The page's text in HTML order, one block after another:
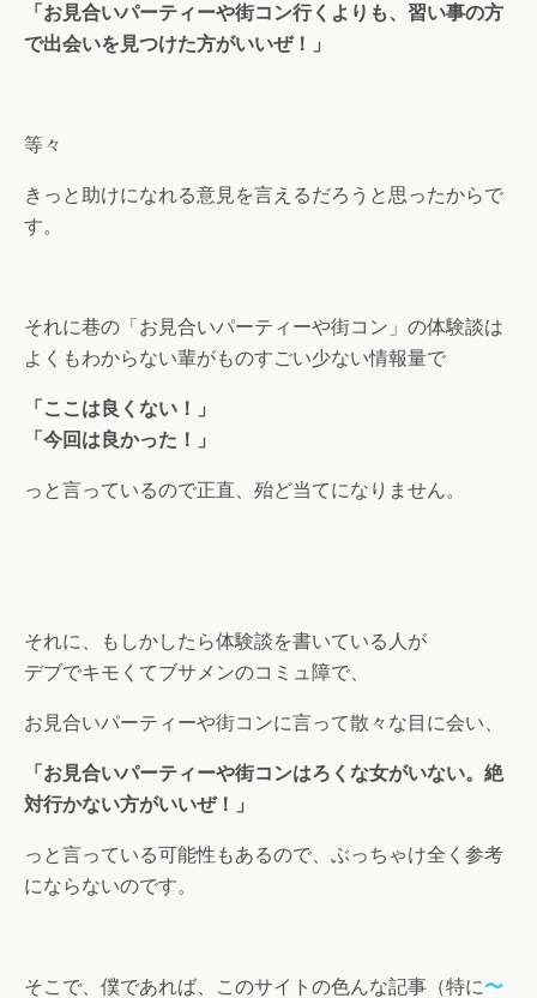
「お見合いパーティーや街コン行くよりも、習い事の方
で出会いを見つけた方がいいぜ！」
等々
きっと助けになれる意見を言えるだろうと思ったからで
す。
それに巷の「お見合いパーティーや街コン」の体験談は
よくもわからない輩がものすごい少ない情報量で
「ここは良くない！」
「今回は良かった！」
っと言っているので正直、殆ど当てになりません。
それに、もしかしたら体験談を書いている人が
デブでキモくてブサメンのコミュ障で、
お見合いパーティーや街コンに言って散々な目に会い、
「お見合いパーティーや街コンはろくな女がいない。絶
対行かない方がいいぜ！」
っと言っている可能性もあるので、ぶっちゃけ全く参考
にならないのです。
そこで、僕であれば、このサイトの色んな記事（特に〜